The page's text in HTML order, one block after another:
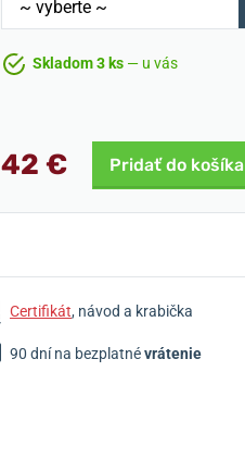
Skladom 3 ks — u vás
42 € Pridať do košíka
Certifikát, návod a krabička
90 dní na bezplatnévrátenie